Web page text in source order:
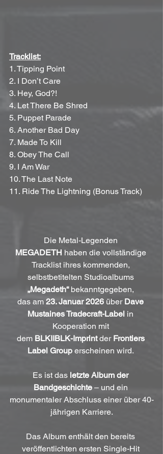
Tracklist:
1. Tipping Point
2. I Don’t Care
3. Hey, God?!
4. Let There Be Shred
5. Puppet Parade
6. Another Bad Day
7. Made To Kill
8. Obey The Call
9. I Am War
10. The Last Note
11. Ride The Lightning (Bonus Track)
Die Metal-Legenden
MEGADETH haben die vollständige
Tracklist ihres kommenden,
selbstbetitelten Studioalbums
„Megadeth“ bekanntgegeben,
das am 23. Januar 2026 über Dave
Mustaines Tradecraft-Label in
Kooperation mit
dem BLKIIBLK-Imprint der Frontiers
Label Group erscheinen wird.
Es ist das letzte Album der
Bandgeschichte – und ein
monumentaler Abschluss einer über 40-
jährigen Karriere.
Das Album enthält den bereits
veröffentlichten ersten Single-Hit